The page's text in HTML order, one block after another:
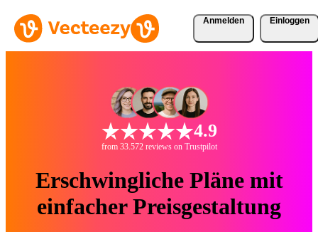
Anmelden Einloggen
4.9
from 33.572 reviews on Trustpilot
Erschwingliche Pläne mit
einfacher Preisgestaltung